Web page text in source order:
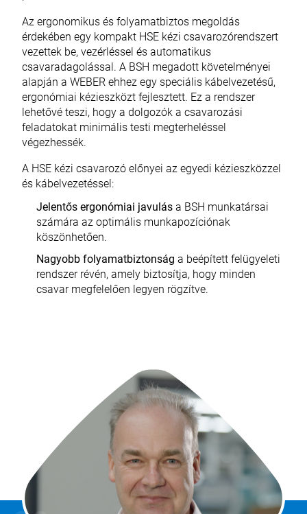
Az ergonomikus és folyamatbiztos megoldás
érdekében egy kompakt HSE kézi csavarozórendszert
vezettek be, vezérléssel és automatikus
csavaradagolással. A BSH megadott követelményei
alapján a WEBER ehhez egy speciális kábelvezetésű,
ergonómiai kézieszközt fejlesztett. Ez a rendszer
lehetővé teszi, hogy a dolgozók a csavarozási
feladatokat minimális testi megterheléssel
végezhessék.
A HSE kézi csavarozó előnyei az egyedi kézieszközzel
és kábelvezetéssel:
Jelentős ergonómiai javulása BSH munkatársai
számára az optimális munkapozíciónak
köszönhetően.
Nagyobb folyamatbiztonság a beépített felügyeleti
rendszer révén, amely biztosítja, hogy minden
csavar megfelelően legyen rögzítve.